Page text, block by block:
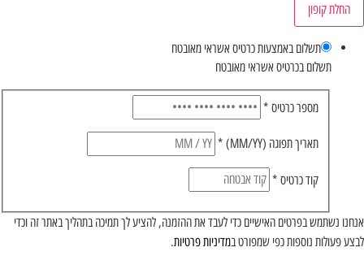
החלת קופון
תשלום באמצעות כרטיס אשראי מאובטח
תשלום בכרטיס אשראי מאובטח
מספר כרטיס *
תאריך תפוגה (MM/YY) *
קוד כרטיס *
אנחנו נשתמש בפרטים האישיים כדי לעבד את ההזמנה, להציע לך תמיכה בתהליך באתר זה וכדי
לבצע פעולות נוספות כפי שמפורט במדיניות פרטיות.